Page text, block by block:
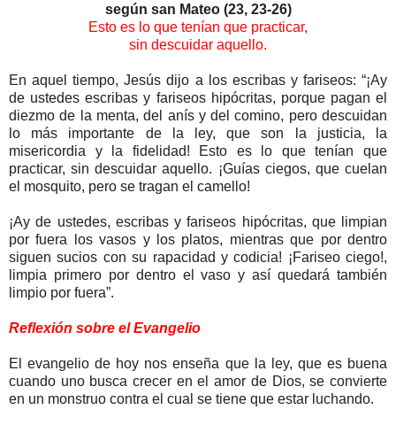
según san Mateo (23, 23-26)
Esto es lo que tenían que practicar,
sin descuidar aquello.
En aquel tiempo, Jesús dijo a los escribas y fariseos: “¡Ay
de ustedes escribas y fariseos hipócritas, porque pagan el
diezmo de la menta, del anís y del comino, pero descuidan
lo más importante de la ley, que son la justicia, la
misericordia y la fidelidad! Esto es lo que tenían que
practicar, sin descuidar aquello. ¡Guías ciegos, que cuelan
el mosquito, pero se tragan el camello!
¡Ay de ustedes, escribas y fariseos hipócritas, que limpian
por fuera los vasos y los platos, mientras que por dentro
siguen sucios con su rapacidad y codicia! ¡Fariseo ciego!,
limpia primero por dentro el vaso y así quedará también
limpio por fuera”.
Reflexión sobre el Evangelio
El evangelio de hoy nos enseña que la ley, que es buena
cuando uno busca crecer en el amor de Dios, se convierte
en un monstruo contra el cual se tiene que estar luchando.